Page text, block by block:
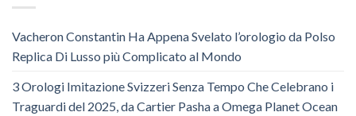
Vacheron Constantin Ha Appena Svelato l’orologio da Polso
Replica Di Lusso più Complicato al Mondo
3 Orologi Imitazione Svizzeri Senza Tempo Che Celebrano i
Traguardi del 2025, da Cartier Pasha a Omega Planet Ocean